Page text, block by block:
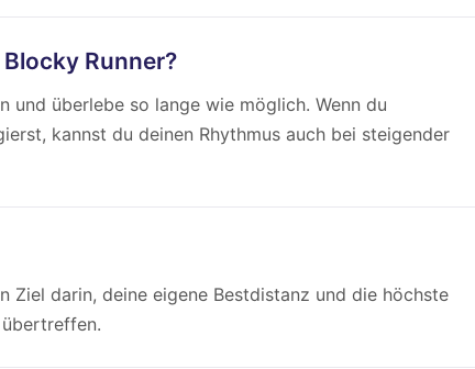
Runner?
und überlebe so lange wie möglich. Wenn du
kannst du deinen Rhythmus auch bei steigender
Ziel darin, deine eigene Bestdistanz und die höchste